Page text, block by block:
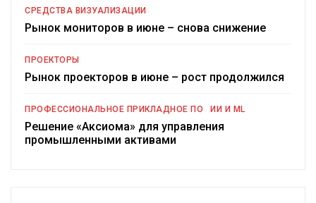
СРЕДСТВА ВИЗУАЛИЗАЦИИ
Рынок мониторов в июне – снова снижение
ПРОЕКТОРЫ
Рынок проекторов в июне – рост продолжился
ПРОФЕССИОНАЛЬНОЕ ПРИКЛАДНОЕ ПО ИИ И ML
Решение «Аксиома» для управления
промышленными активами